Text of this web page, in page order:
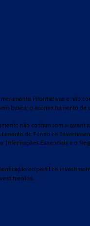
informativas e não
buscar o aconselhamento de
não contam com a
do Fundo de
Essenciais e o
do perfil de